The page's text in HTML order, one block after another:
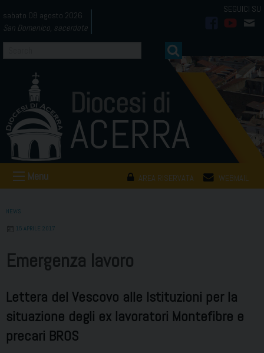
to
content
sabato 08 agosto 2026
San Domenico, sacerdote
AREA RISERVATA WEBMAIL
Menu
NEWS
15 APRILE 2017
Emergenza lavoro
Lettera del Vescovo alle Istituzioni per la
situazione degli ex lavoratori Montefibre e
precari BROS